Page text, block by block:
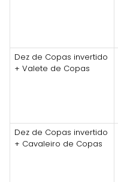
Dez de Copas invertido
+ Valete de Copas
Dez de Copas invertido
+ Cavaleiro de Copas